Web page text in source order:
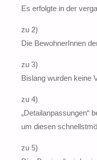
Es erfolgte in der
zu 2)
Die BewohnerInnen
zu 3)
Bislang wurden keine
zu 4)
„Detailanpassungen“
um diesen
zu 5)